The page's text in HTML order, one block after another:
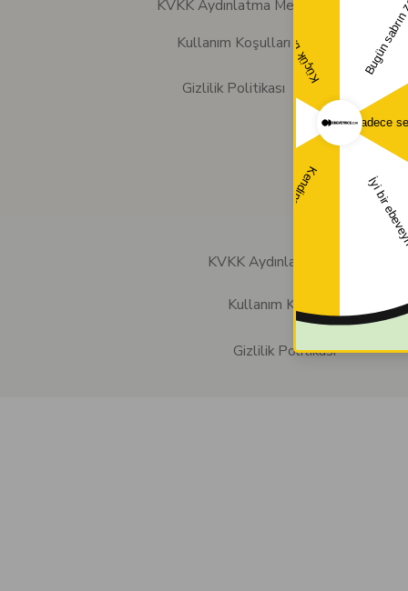
KVKK Aydınlatma Metni
Kullanım Koşulları
Gizlilik Politikası
KVKK Aydınlatma Metni
Kullanım Koşulları
Gizlilik Politikası